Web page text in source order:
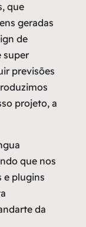
que
geradas
de
super
previsões
projeto, a
que nos
e plugins
da